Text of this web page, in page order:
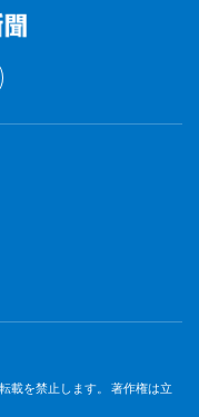
載を禁止します。 著作権は立